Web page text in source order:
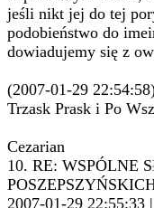
jeśli nikt jej do tej
podobieństwo do
dowiadujemy się z
(2007-01-29
Trzask Prask i Po
Cezarian
10. RE: WSPÓLNE
2007-01-29 22:55:33